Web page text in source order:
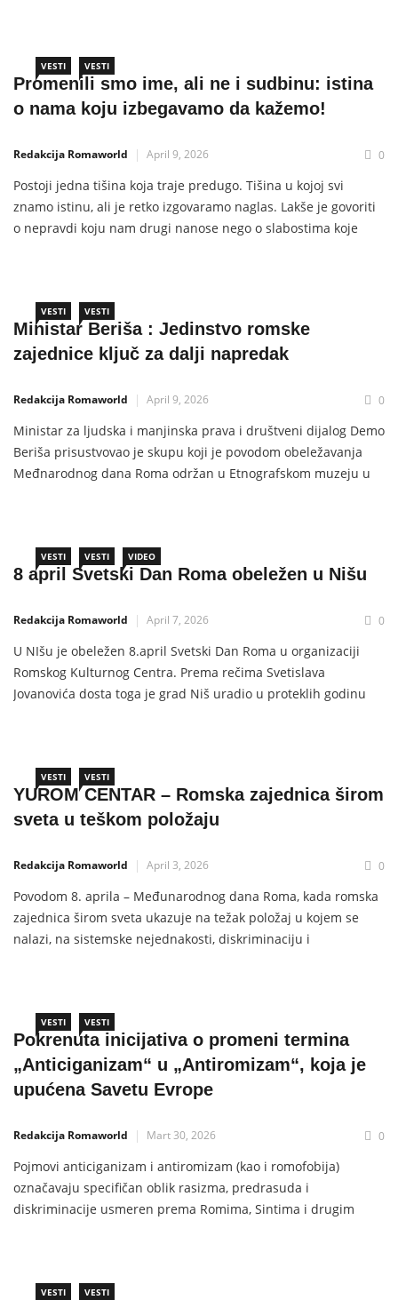
VESTI VESTI
Promenili smo ime, ali ne i sudbinu: istina
o nama koju izbegavamo da kažemo!
Redakcija Romaworld April 9, 2026 0
Postoji jedna tišina koja traje predugo. Tišina u kojoj svi
znamo istinu, ali je retko izgovaramo naglas. Lakše je govoriti
o nepravdi koju nam drugi nanose nego o slabostima koje
VESTI VESTI
Ministar Beriša : Jedinstvo romske
zajednice ključ za dalji napredak
Redakcija Romaworld April 9, 2026 0
Ministar za ljudska i manjinska prava i društveni dijalog Demo
Beriša prisustvovao je skupu koji je povodom obeležavanja
Međnarodnog dana Roma održan u Etnografskom muzeju u
zajednice, naglašavajući da su jedinstvo i
VESTI VESTI VIDEO
8 april Svetski Dan Roma obeležen u Nišu
Redakcija Romaworld April 7, 2026 0
U NIšu je obeležen 8.april Svetski Dan Roma u organizaciji
Romskog Kulturnog Centra. Prema rečima Svetislava
Jovanovića dosta toga je grad Niš uradio u proteklih godinu
je zamenik gradonačelnika Luka Gašević
VESTI VESTI
YUROM CENTAR – Romska zajednica širom
sveta u teškom položaju
Redakcija Romaworld April 3, 2026 0
Povodom 8. aprila – Međunarodnog dana Roma, kada romska
zajednica širom sveta ukazuje na težak položaj u kojem se
nalazi, na sistemske nejednakosti, diskriminaciju i
aprila 2026. godine, sa početkom u
VESTI VESTI
Pokrenuta inicijativa o promeni termina
„Anticiganizam“ u „Antiromizam“, koja je
upućena Savetu Evrope
Redakcija Romaworld Mart 30, 2026 0
Pojmovi anticiganizam i antiromizam (kao i romofobija)
označavaju specifičan oblik rasizma, predrasuda i
diskriminacije usmeren prema Romima, Sintima i drugim
(poput Saveta Evrope i Evropskog parlamenta) i akademskim
VESTI VESTI